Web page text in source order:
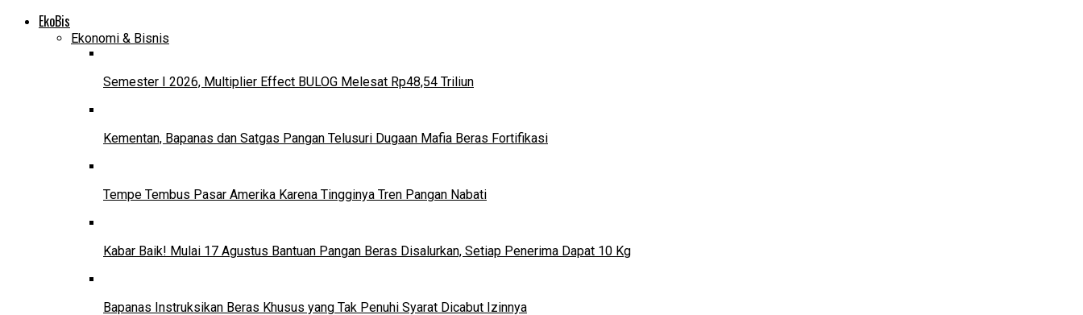
EkoBis
Ekonomi & Bisnis
Semester I 2026, Multiplier Effect BULOG Melesat Rp48,54 Triliun
Kementan, Bapanas dan Satgas Pangan Telusuri Dugaan Mafia Beras Fortifikasi
Tempe Tembus Pasar Amerika Karena Tingginya Tren Pangan Nabati
Kabar Baik! Mulai 17 Agustus Bantuan Pangan Beras Disalurkan, Setiap Penerima Dapat 10 Kg
Bapanas Instruksikan Beras Khusus yang Tak Penuhi Syarat Dicabut Izinnya